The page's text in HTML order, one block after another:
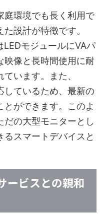
庭環境でも長く利用で
設計が特徴です。
モジュールにVAパ
映像と長時間使用に耐
います。また、
しているため、最新の
ができます。このよ
だの大型モニターとし
スマートデバイスと
ービスとの親和